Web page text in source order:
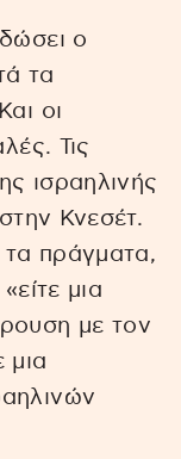
ο
τα
οι
Τις
ισραηλινής
Κνεσέτ.
πράγματα,
μια
με τον
μια